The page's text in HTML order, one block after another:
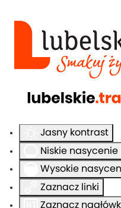
Ułatwienia dostępu
Odwróć kolory
Jasny kontrast
Niskie nasycenie
Wysokie
Zaznacz linki
Zaznacz